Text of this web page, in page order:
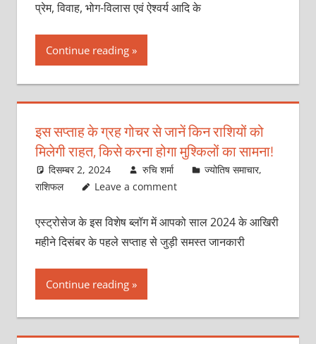
प्रेम, विवाह, भोग-विलास एवं ऐश्वर्य आदि के
Continue reading
इस सप्ताह के ग्रह गोचर से जानें किन राशियों को
मिलेगी राहत, किसे करना होगा मुश्किलों का सामना!
दिसम्बर 2, 2024 रुचि शर्मा ज्योतिष समाचार,
राशिफल
Leave a comment
एस्ट्रोसेज के इस विशेष ब्लॉग में आपको साल 2024 के आखिरी
महीने दिसंबर के पहले सप्ताह से जुड़ी समस्त जानकारी
Continue reading